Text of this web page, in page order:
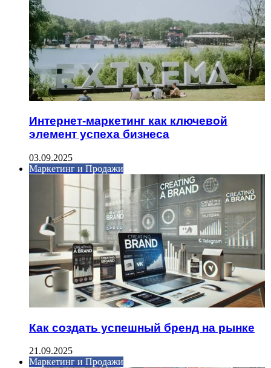
Интернет-маркетинг как ключевой
элемент успеха бизнеса
03.09.2025
Маркетинг и Продажи
Как создать успешный бренд на рынке
21.09.2025
Маркетинг и Продажи